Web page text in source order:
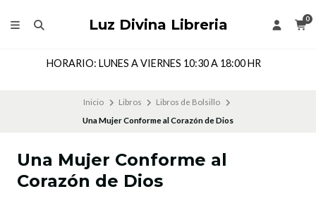
Luz Divina Libreria 0
HORARIO: LUNES A VIERNES 10:30 A 18:00 HR
Inicio Libros
Libros de Bolsillo
Una Mujer Conforme al Corazón de Dios
Una Mujer Conforme al
Corazón de Dios